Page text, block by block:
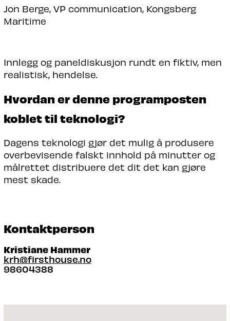
Jon Berge, VP communication, Kongsberg
Maritime
Innlegg og paneldiskusjon rundt en fiktiv, men
realistisk, hendelse.
Hvordan er denne programposten
koblet til teknologi?
Dagens teknologi gjør det mulig å produsere
overbevisende falskt innhold på minutter og
målrettet distribuere det dit det kan gjøre
mest skade.
Kontaktperson
Kristiane Hammer
krh@firsthouse.no
98604388